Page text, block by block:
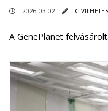
2026.03.02 CIVILHETES
A GenePlanet